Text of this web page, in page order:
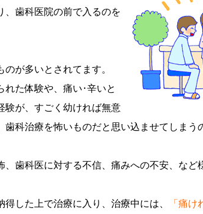
、歯科医院の前で入るのを
のが多いとされてます。
れた体験や、痛い･辛いと
験が、すごく幼ければ無意
科治療を怖いものだと思い込ませてしまう
歯科医に対する不信、痛みへの不安、など
得した上で治療に入り、治療中には、
「痛